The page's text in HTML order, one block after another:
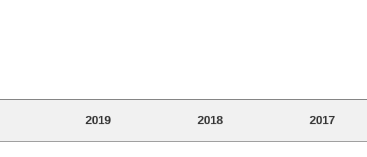
2019 2018 2017